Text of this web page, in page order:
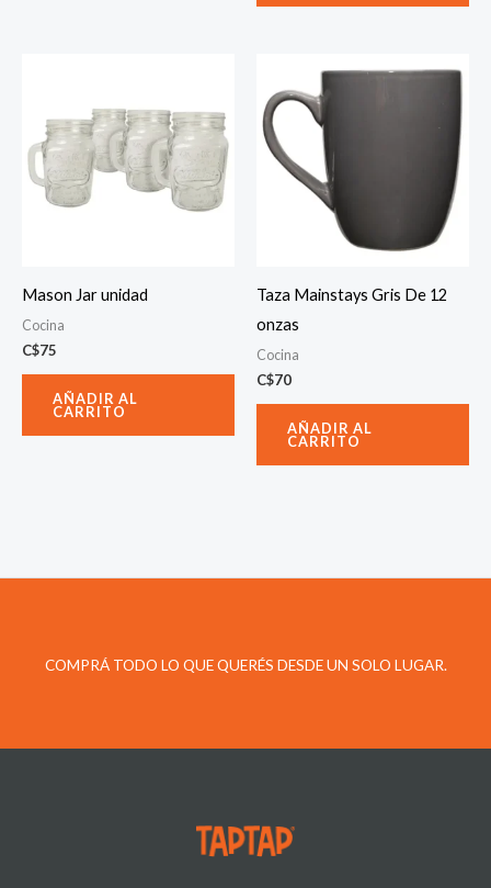
Mason Jar unidad
Cocina
C$75
AÑADIR AL
CARRITO
Taza Mainstays Gris De 12
onzas
Cocina
C$70
AÑADIR AL
CARRITO
COMPRÁ TODO LO QUE QUERÉS DESDE UN SOLO LUGAR.